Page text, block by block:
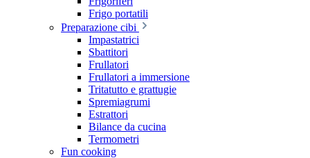
Frigo portatili
Preparazione cibi
Impastatrici
Sbattitori
Frullatori
Frullatori a immersione
Tritatutto e grattugie
Spremiagrumi
Estrattori
Bilance da cucina
Termometri
Fun cooking